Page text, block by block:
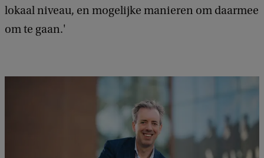
lokaal niveau, en mogelijke manieren om daarmee
om te gaan.'